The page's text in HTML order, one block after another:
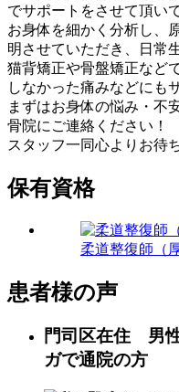
でサポートをさせて頂い
お身体を細かく分析し、
明させていただき、日常
猫背矯正や骨盤矯正など
しなかった痛みなどにも
まずはお身体の悩み・不
骨院にご連絡ください！
スタッフ一同心よりお待
保有資格
柔道整復師（
患者様の声
門司区在住 男
ガで通院の方